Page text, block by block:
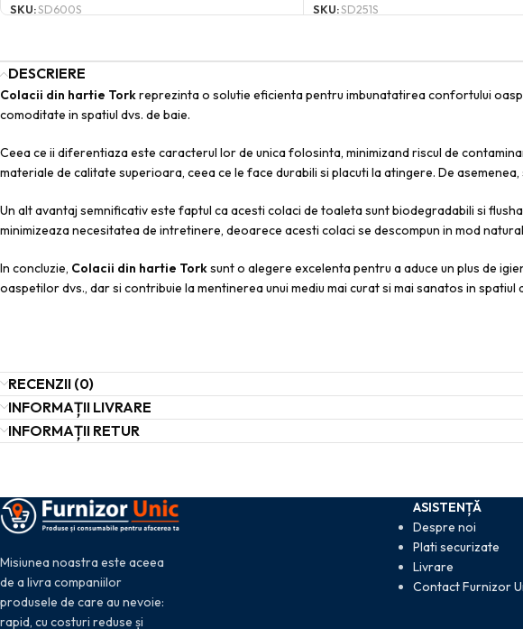
SKU:SD600S SKU:SD251S
DESCRIERE
Colacii din hartie Torkreprezinta o solutie eficienta pentru imbunatatirea confortului
comoditate in spatiul dvs. de baie.
Ceea ce ii diferentiaza este caracterul lor de unica folosinta, minimizand riscul de
materiale de calitate superioara, ceea ce le face durabili si placuti la atingere. De
Un alt avantaj semnificativ este faptul ca acesti colaci de toaleta sunt biodegradabili si
minimizeaza necesitatea de intretinere, deoarece acesti colaci se descompun in mod
In concluzie, Colacii din hartie Torksunt o alegere excelenta pentru a aduce un plus de
oaspetilor dvs., dar si contribuie la mentinerea unui mediu mai curat si mai sanatos in spatiul
RECENZII (0)
INFORMAȚII LIVRARE
INFORMAȚII RETUR
Misiunea noastra este aceea
de a livra companiilor
produsele de care au nevoie:
rapid, cu costuri reduse și
ASISTENȚĂ
Despre noi
Plati securizate
Livrare
Contact Furnizor